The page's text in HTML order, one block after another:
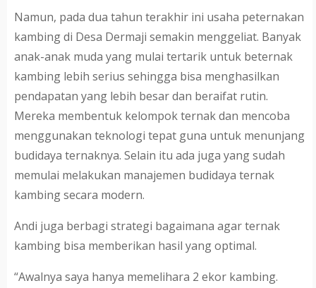
Namun, pada dua tahun terakhir ini usaha peternakan
kambing di Desa Dermaji semakin menggeliat. Banyak
anak-anak muda yang mulai tertarik untuk beternak
kambing lebih serius sehingga bisa menghasilkan
pendapatan yang lebih besar dan beraifat rutin.
Mereka membentuk kelompok ternak dan mencoba
menggunakan teknologi tepat guna untuk menunjang
budidaya ternaknya. Selain itu ada juga yang sudah
memulai melakukan manajemen budidaya ternak
kambing secara modern.
Andi juga berbagi strategi bagaimana agar ternak
kambing bisa memberikan hasil yang optimal.
“Awalnya saya hanya memelihara 2 ekor kambing.